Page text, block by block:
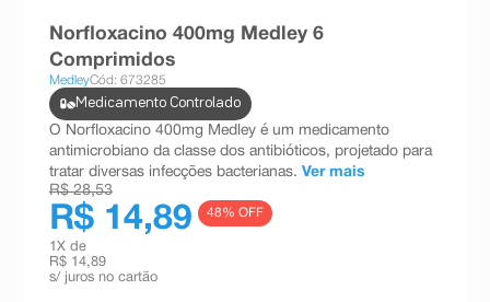
Norfloxacino 400mg Medley 6
Comprimidos
MedleyCód: 673285
Medicamento Controlado
O Norfloxacino 400mg Medley é um medicamento
antimicrobiano da classe dos antibióticos, projetado para
tratar diversas infecções bacterianas. Ver mais
R$ 28,53
R$ 14,89 48% OFF
1 X de
R$ 14,89
s/ juros no cartão
teste gravidez
esmalte
10ºabsorvente